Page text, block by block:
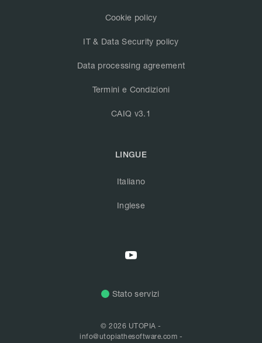
Cookie policy
IT & Data Security policy
Data processing agreement
Termini e Condizioni
CAIQ v3.1
LINGUE
Italiano
Inglese
Stato servizi
© 2026 UTOPIA -
info@utopiathesoftware.com -